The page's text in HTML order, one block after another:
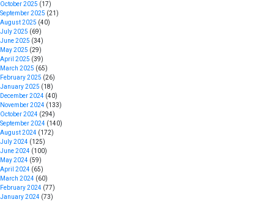
October 2025 (17)
September 2025 (21)
August 2025 (40)
July 2025 (69)
June 2025 (34)
May 2025 (29)
April 2025 (39)
March 2025 (65)
February 2025 (26)
January 2025 (18)
December 2024 (40)
November 2024 (133)
October 2024 (294)
September 2024 (140)
August 2024 (172)
July 2024 (125)
June 2024 (100)
May 2024 (59)
April 2024 (65)
March 2024 (60)
February 2024 (77)
January 2024 (73)